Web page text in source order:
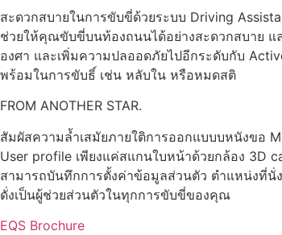
สะดวกสบายในการขับขี่ด้วยระบบ Driving
ช่วยให้คุณขับขี่บนท้องถนนได้อย่างสะดวกสบาย แ
องศา และเพิ่มความปลออดภัยไปอีกระดับกับ
พร้อมในการขับธิ์ เช่น หลับใน หรือหมดสติ
FROM ANOTHER STAR.
สัมผัสความล้ำเสมัยภายใติการออกแบบบหนังขอ
User profile เพียงแค่สแกนใบหน้าด้วยกล้อง 3D
สามารถบันทึกการตั้งค่าข้อมูลส่วนตัว ตำแหน่งที่
ดั่งเป็นผู้ช่วยส่วนตัวในทุกการขับขี่ของคุณ
EQS Brochure